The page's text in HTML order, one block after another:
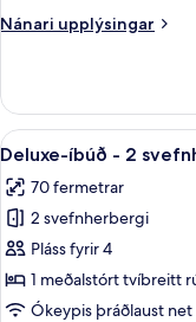
svefnherbergi
Nánari upplýsingar
Nánari
íbúð
3
Skoða
allar
myndir
fyrir
Deluxe-
íbúð
-
8
Deluxe-íbúð - 2
70 fermetrar
2 svefnherbergi
Pláss fyrir 4
1 meðalstórt tvíbreitt
Ókeypis þráðlaust net